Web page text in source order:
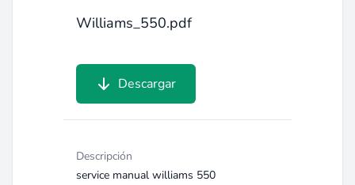
Williams_550.pdf
Descargar
Descripción
service manual williams 550